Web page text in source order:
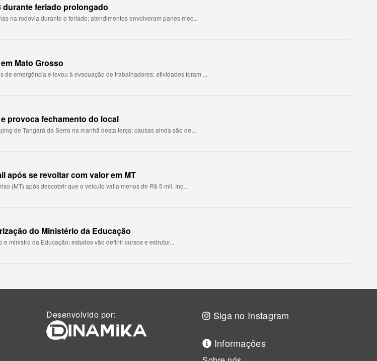
durante feriado prolongado
na rodovia durante o feriado; atendimentos envolveram panes mec...
Mato Grosso
emergência e levou à evacuação de trabalhadores; atividades foram ...
provoca fechamento do local
de Tangará da Serra na manhã desta terça; causas ainda são de...
após se revoltar com valor em MT
(MT) após descobrir que o veículo valia menos de R$ 5 mil. Inc...
do Ministério da Educação
ministro da Educação; estudos vão definir cursos e estrutur...
Desenvolvido por: Siga no Instagram
Informações